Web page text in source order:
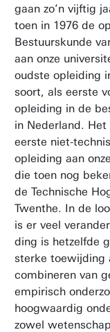
gaan zo’n vijftig
toen in 1976 de
Bestuurskunde
aan onze
oudste opleiding
soort, als eerste
opleiding in de
in Nederland.
eerste niet-
opleiding aan
die toen nog
de Technische
Twenthe. In de
is er veel
ding is hetzelfde
sterke toewijding
combineren van
empirisch
hoogwaardig
zowel